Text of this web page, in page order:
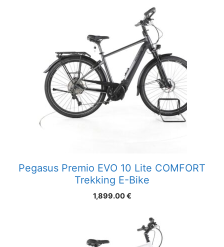
Pegasus Premio EVO 10 Lite COMFORT
Trekking E-Bike
1,899.00€